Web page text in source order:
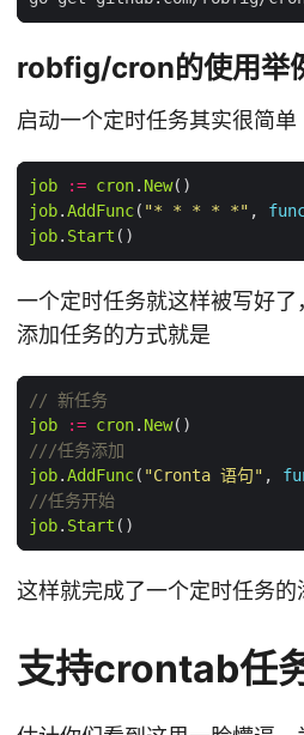
robfig/cron的使用举
启动一个定时任务其实很简单
job := cron. New
job.AddFunc( "* * * * *" ,
job. Start
一个定时任务就这样被写好了
添加任务的方式就是
// 新任务
job
:= cron. New
///任务添加
job.AddFunc( "Cronta 语句" ,
//任务开始
job. Start
这样就完成了一个定时任务的
支持crontab任